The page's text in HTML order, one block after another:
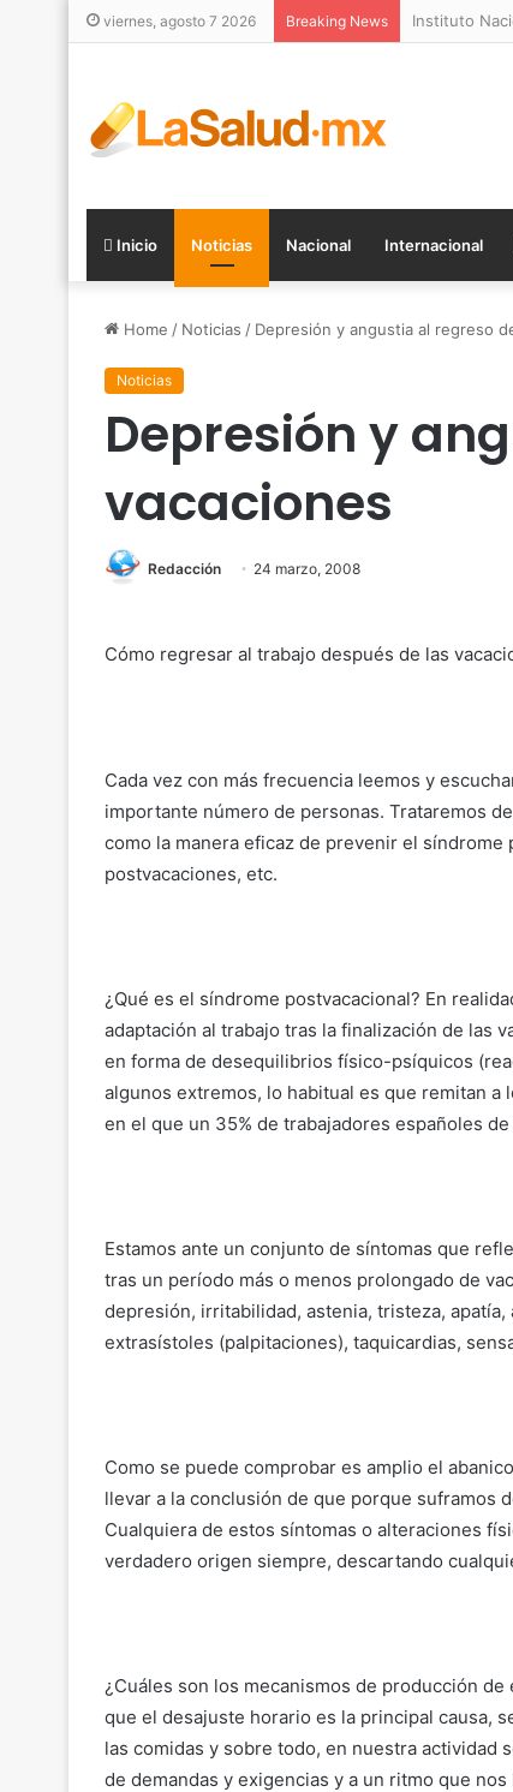
viernes, agosto 7 2026 Breaking News “Mamá,
Inicio Noticias Nacional Internacional
Home / Noticias / Depresión y angustia al regreso
Noticias
Depresión y
vacaciones
Redacción 24 marzo, 2008
Cómo regresar al trabajo después de las
Cada vez con más frecuencia leemos y
importante número de personas. Trataremos
como la manera eficaz de prevenir el
postvacaciones, etc.
¿Qué es el síndrome postvacacional? En
adaptación al trabajo tras la finalización de las
en forma de desequilibrios físico-psíquicos
algunos extremos, lo habitual es que remitan
en el que un 35% de trabajadores españoles
Estamos ante un conjunto de síntomas que
tras un período más o menos prolongado de
depresión, irritabilidad, astenia, tristeza,
extrasístoles (palpitaciones), taquicardias,
Como se puede comprobar es amplio el
llevar a la conclusión de que porque suframos
Cualquiera de estos síntomas o alteraciones
verdadero origen siempre, descartando
¿Cuáles son los mecanismos de producción
que el desajuste horario es la principal causa,
las comidas y sobre todo, en nuestra actividad
de demandas y exigencias y a un ritmo que